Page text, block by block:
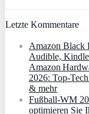
Letzte Kommentare
Amazon Black
Audible,
Amazon
2026: Top-
& mehr
Fußball-WM
optimieren Sie